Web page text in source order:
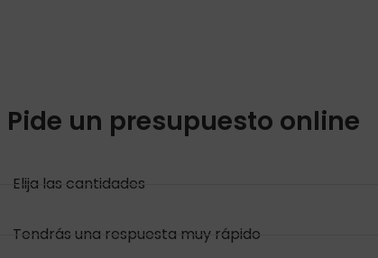
Pide un presupuesto online
Elija las cantidades
Tendrás una respuesta muy rápido